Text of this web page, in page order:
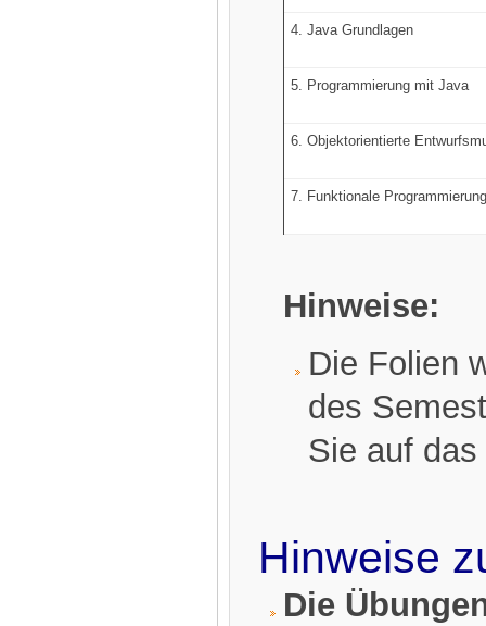
4. Java Grundlagen
5. Programmierung mit Java
6. Objektorientierte
7. Funktionale
Hinweise:
Die Folien
des
Sie auf
Hinweise
Die